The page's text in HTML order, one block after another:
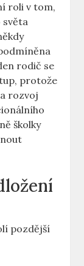
roli v tom,
světa
rodič se
protože
rozvoj
školky
pozdější